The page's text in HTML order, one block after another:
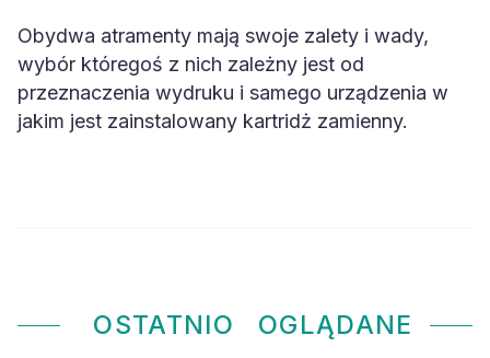
Obydwa atramenty mają swoje zalety i wady,
wybór któregoś z nich zależny jest od
przeznaczenia wydruku i samego urządzenia w
jakim jest zainstalowany kartridż zamienny.
OSTATNIO OGLĄDANE